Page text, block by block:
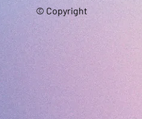
© Copyright